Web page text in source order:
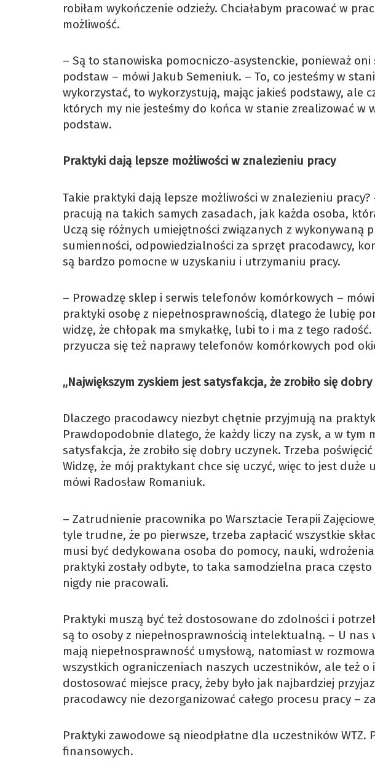
robiłam wykończenie odzieży. Chciałabym pracować w
możliwość.
– Są to stanowiska pomocniczo-asystenckie, ponieważ
podstaw – mówi Jakub Semeniuk. – To, co jesteśmy w
wykorzystać, to wykorzystują, mając jakieś podstawy, ale
których my nie jesteśmy do końca w stanie zrealizować w
podstaw.
Praktyki dają lepsze możliwości w znalezieniu pracy
Takie praktyki dają lepsze możliwości w znalezieniu
pracują na takich samych zasadach, jak każda osoba,
Uczą się różnych umiejętności związanych z wykonywaną
sumienności, odpowiedzialności za sprzęt pracodawcy,
są bardzo pomocne w uzyskaniu i utrzymaniu pracy.
– Prowadzę sklep i serwis telefonów komórkowych – mówi
praktyki osobę z niepełnosprawnością, dlatego że lubię
widzę, że chłopak ma smykałkę, lubi to i ma z tego
przyucza się też naprawy telefonów komórkowych pod
„Największym zyskiem jest satysfakcja, że zrobiło się
Dlaczego pracodawcy niezbyt chętnie przyjmują na
Prawdopodobnie dlatego, że każdy liczy na zysk, a w tym
satysfakcja, że zrobiło się dobry uczynek. Trzeba
Widzę, że mój praktykant chce się uczyć, więc to jest duże
mówi Radosław Romaniuk.
– Zatrudnienie pracownika po Warsztacie Terapii
tyle trudne, że po pierwsze, trzeba zapłacić wszystkie
musi być dedykowana osoba do pomocy, nauki,
praktyki zostały odbyte, to taka samodzielna praca
nigdy nie pracowali.
Praktyki muszą być też dostosowane do zdolności i
są to osoby z niepełnosprawnością intelektualną. – U nas
mają niepełnosprawność umysłową, natomiast w
wszystkich ograniczeniach naszych uczestników, ale też o
dostosować miejsce pracy, żeby było jak najbardziej
pracodawcy nie dezorganizować całego procesu pracy –
Praktyki zawodowe są nieodpłatne dla uczestników WTZ.
finansowych.